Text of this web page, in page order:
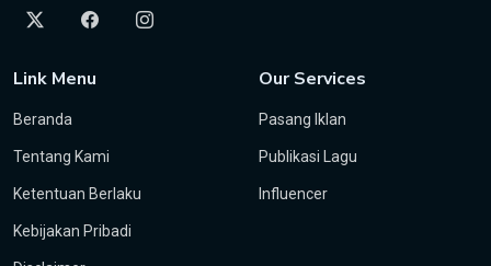
Link Menu
Beranda
Tentang Kami
Ketentuan Berlaku
Kebijakan Pribadi
Our Services
Pasang Iklan
Publikasi Lagu
Influencer